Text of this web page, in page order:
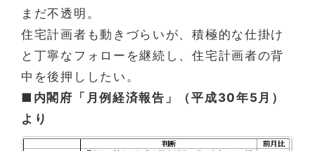
まだ不透明。
住宅計画者も動きづらいが、積極的な仕掛け
と丁寧なフォローを継続し、住宅計画者の背
中を後押ししたい。
■内閣府「月例経済報告」（平成30年5月）
より